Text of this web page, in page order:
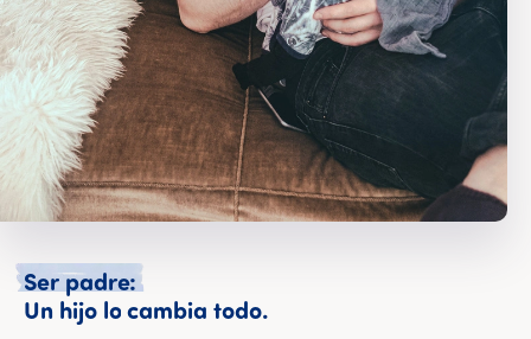
Ser padre:
Un hijo lo cambia todo.